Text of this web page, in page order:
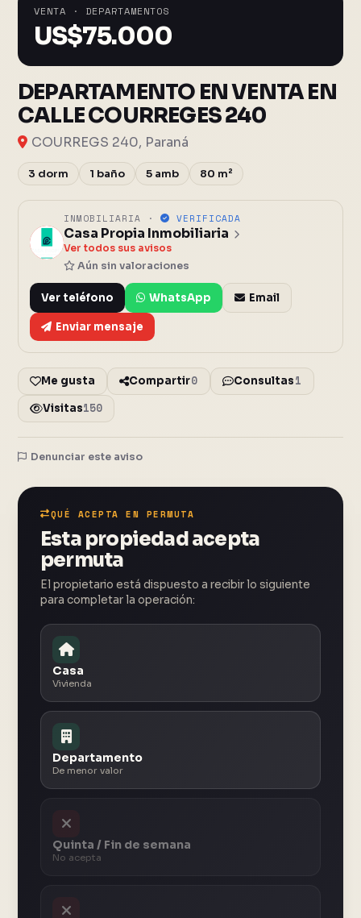
VENTA · DEPARTAMENTOS
US$75.000
DEPARTAMENTO EN VENTA EN
CALLE COURREGES 240
COURREGS 240, Paraná
3 dorm 1 baño 5 amb 80 m²
C
INMOBILIARIA · VERIFICADA
Casa Propia Inmobiliaria
Ver todos sus avisos
Aún sin valoraciones
Ver teléfono WhatsApp Email
Enviar mensaje
Me gusta Compartir0 Consultas1
Visitas150
Denunciar este aviso
QUÉ ACEPTA EN PERMUTA
Esta propiedad acepta
permuta
El propietario está dispuesto a recibir lo siguiente
para completar la operación:
Casa
Vivienda
Departamento
De menor valor
Quinta / Fin de semana
No acepta